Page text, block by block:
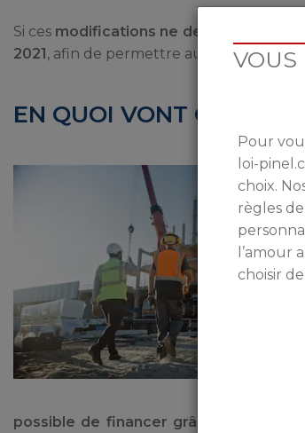
Si ces modifications ne devraient
2021, afin de permettre aux
EN QUOI VONT
possible de financer grâce à cette
VOUS
Pour
loi-
choix.
règles
l’amour
choisir